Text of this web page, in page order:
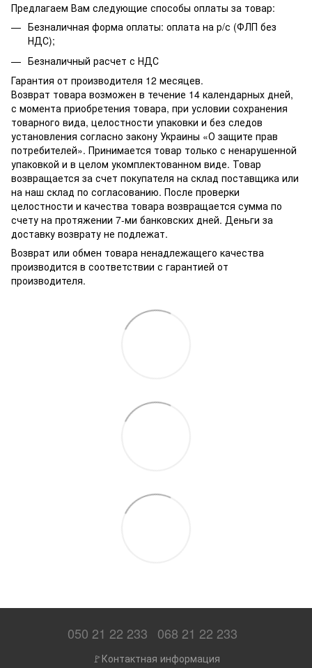
Предлагаем Вам следующие способы оплаты за товар:
Безналичная форма оплаты: оплата на р/с (ФЛП без
НДС);
Безналичный расчет с НДС
Гарантия от производителя 12 месяцев.
Возврат товара возможен в течение 14 календарных дней,
с момента приобретения товара, при условии сохранения
товарного вида, целостности упаковки и без следов
установления согласно закону Украины «О защите прав
потребителей». Принимается товар только с ненарушенной
упаковкой и в целом укомплектованном виде. Товар
возвращается за счет покупателя на склад поставщика или
на наш склад по согласованию. После проверки
целостности и качества товара возвращается сумма по
счету на протяжении 7-ми банковских дней. Деньги за
доставку возврату не подлежат.
Возврат или обмен товара ненадлежащего качества
производится в соответствии с гарантией от
производителя.
050 21 22 233 068 21 22 233
🚩Контактная информация